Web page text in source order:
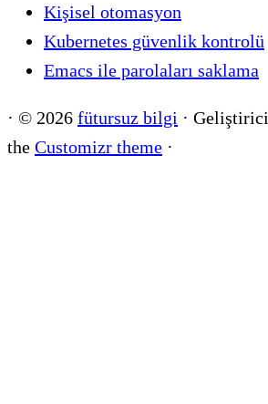
Kişisel otomasyon
Kubernetes güvenlik kontrolü
Emacs ile parolaları saklama
· © 2026 fütursuz bilgi · Geliştirici
the Customizr theme ·